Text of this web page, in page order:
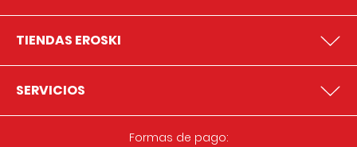
TIENDAS EROSKI
SERVICIOS
Formas de pago: